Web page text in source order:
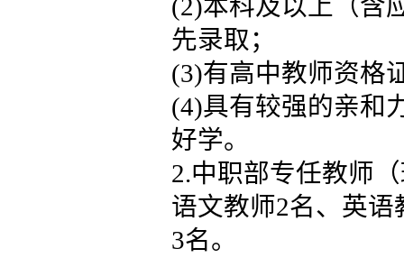
(2)本科及以上（含
先录取；
(3)有高中教师资格
(4)具有较强的亲和
好学。
2.中职部专任教师
语文教师2名、英
3名。